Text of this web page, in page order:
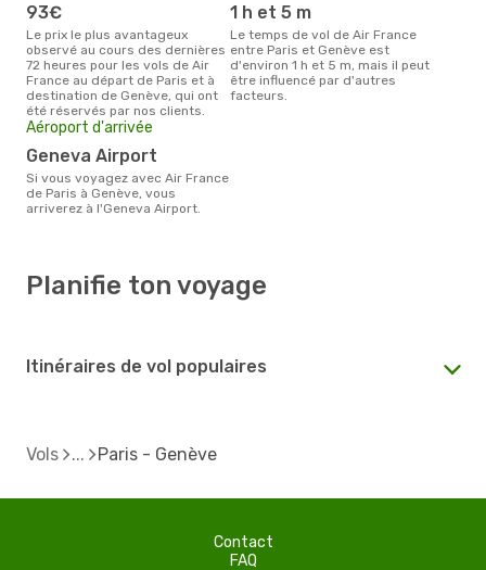
93€
Le prix le plus avantageux
observé au cours des dernières
72 heures pour les vols de Air
France au départ de Paris et à
destination de Genève, qui ont
été réservés par nos clients.
1 h et 5 m
Le temps de vol de Air France
entre Paris et Genève est
d'environ 1 h et 5 m, mais il peut
être influencé par d'autres
facteurs.
Aéroport d'arrivée
Geneva Airport
Si vous voyagez avec Air France
de Paris à Genève, vous
arriverez à l'Geneva Airport.
Planifie ton voyage
Itinéraires de vol populaires
Vols Paris - Genève
Contact
FAQ